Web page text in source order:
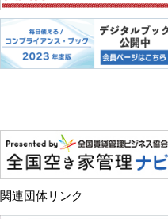
関連団体リンク